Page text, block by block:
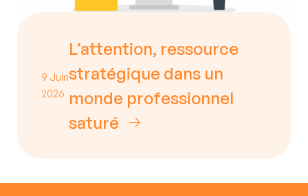
9 Juin
2026
L’attention, ressource
stratégique dans un
monde professionnel
saturé